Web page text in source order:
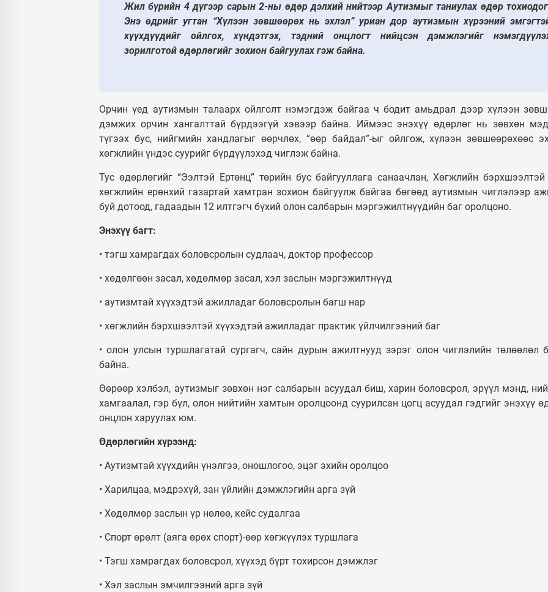
Жил бүрийн 4 дүгээр сарын 2-ны өдөр дэлхий нийтээр Аутизмыг таниулах өдөр
Энэ өдрийг угтан “Хүлээн зөвшөөрөх нь эхлэл” уриан дор аутизмын хүрээний
хүүхдүүдийг ойлгох, хүндэтгэх, тэдний онцлогт нийцсэн дэмжлэгийг
зорилготой өдөрлөгийг зохион байгуулах гэж байна.
Орчин үед аутизмын талаарх ойлголт нэмэгдэж байгаа ч бодит амьдрал дээр хүлээн
дэмжих орчин хангалттай бүрдээгүй хэвээр байна. Иймээс энэхүү өдөрлөг нь зөвхөн
түгээх бус, нийгмийн хандлагыг өөрчлөх, “өөр байдал”-ыг ойлгож, хүлээн зөвшөөрөхөөс
хөгжлийн үндэс суурийг бүрдүүлэхэд чиглэж байна.
Тус өдөрлөгийг “Ээлтэй Ертөнц” төрийн бус байгууллага санаачлан, Хөгжлийн бэрхшээлтэй
хөгжлийн ерөнхий газартай хамтран зохион байгуулж байгаа бөгөөд аутизмын чиглэлээр
буй дотоод, гадаадын 12 илтгэгч бүхий олон салбарын мэргэжилтнүүдийн баг оролцоно.
Энэхүү багт:
• тэгш хамрагдах боловсролын судлаач, доктор профессор
• хөдөлгөөн засал, хөдөлмөр засал, хэл заслын мэргэжилтнүүд
• аутизмтай хүүхэдтэй ажилладаг боловсролын багш нар
• хөгжлийн бэрхшээлтэй хүүхэдтэй ажилладаг практик үйлчилгээний баг
• олон улсын туршлагатай сургагч, сайн дурын ажилтнууд зэрэг олон чиглэлийн төлөөлөл
байна.
Өөрөөр хэлбэл, аутизмыг зөвхөн нэг салбарын асуудал биш, харин боловсрол, эрүүл мэнд,
хамгаалал, гэр бүл, олон нийтийн хамтын оролцоонд суурилсан цогц асуудал гэдгийг энэхүү
онцлон харуулах юм.
Өдөрлөгийн хүрээнд:
• Аутизмтай хүүхдийн үнэлгээ, оношлогоо, эцэг эхийн оролцоо
• Харилцаа, мэдрэхүй, зан үйлийн дэмжлэгийн арга зүй
• Хөдөлмөр заслын үр нөлөө, кейс судалгаа
• Спорт өрөлт (аяга өрөх спорт)-өөр хөгжүүлэх туршлага
• Тэгш хамрагдах боловсрол, хүүхэд бүрт тохирсон дэмжлэг
• Хэл заслын эмчилгээний арга зүй
УЛС ТӨР
Монгол Улсын
Ерөнхийлөгч У.Хүрэлсүх
Таван шарын
орон сууцыг
төлөвлөж, 240